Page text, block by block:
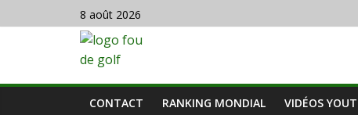
8 août 2026
CONTACT RANKING MONDIAL VIDÉOS